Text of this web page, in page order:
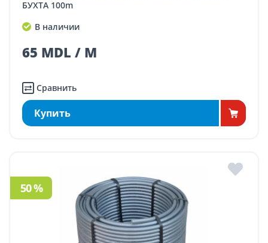
БУХТА 100m
В наличии
65 MDL / M
Сравнить
Купить
50 %